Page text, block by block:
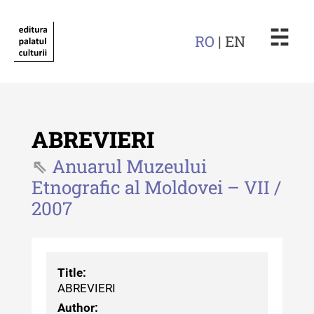
RO | EN ☵
Revista "Cercetări istorice"
Revista "Cercetări istorice" - XLIII
- 2024
Revista "Cercetări istorice" - XLII -
ABREVIERI
Anuarul Muzeului
Etnografic al Moldovei – VII /
2007
Title:
ABREVIERI
Author: